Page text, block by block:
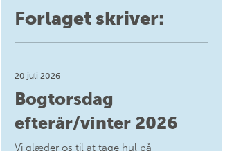
Forlaget skriver:
20 juli 2026
Bogtorsdag
efterår/vinter 2026
Vi glæder os til at tage hul på